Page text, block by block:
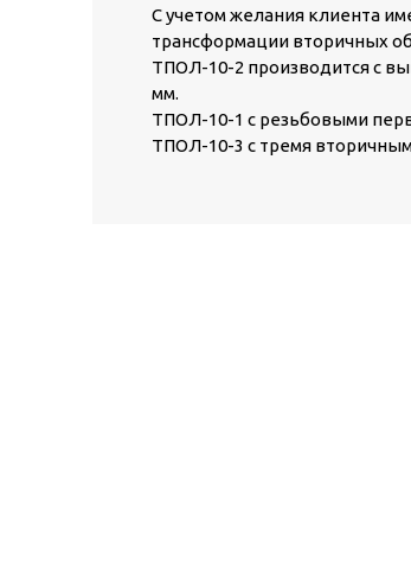
С учетом желания клиента
трансформации вторичных
ТПОЛ-10-2 производится с
мм.
ТПОЛ-10-1 с резьбовыми
ТПОЛ-10-3 с тремя